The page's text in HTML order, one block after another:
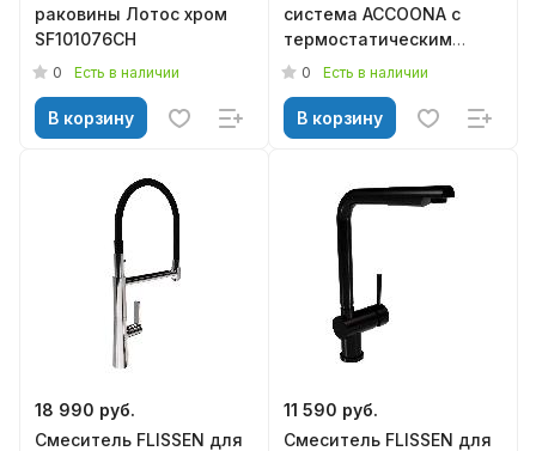
раковины Лотос хром
SF101076CH
0 Есть в наличии
В корзину
система ACCOONA с
термостатическим
смесителем и
латунь/черный (5)
0 Есть в наличии
В корзину
18 990 руб.
Смеситель FLISSEN для
11 590 руб.
Смеситель FLISSEN для